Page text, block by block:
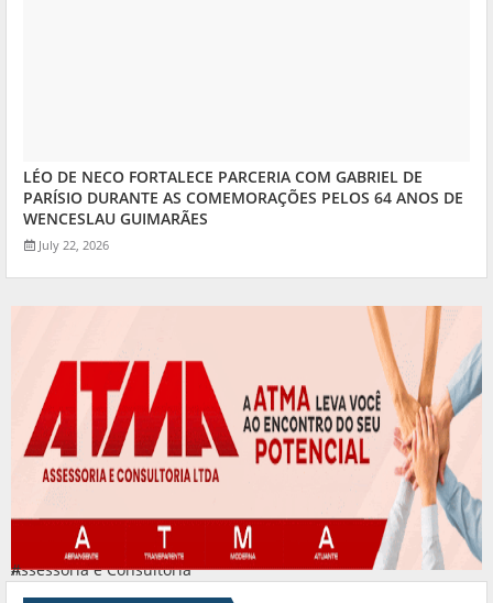
LÉO DE NECO FORTALECE PARCERIA COM GABRIEL DE
PARÍSIO DURANTE AS COMEMORAÇÕES PELOS 64 ANOS DE
WENCESLAU GUIMARÃES
July 22, 2026
Assessoria e Consultoria
#